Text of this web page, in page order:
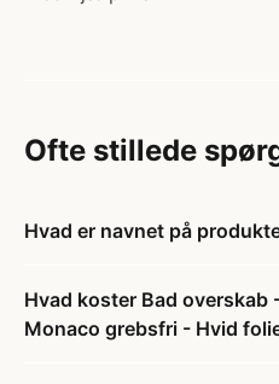
Ofte stillede
Hvad er navnet på
Hvad koster Bad
Monaco grebsfri - Hvid